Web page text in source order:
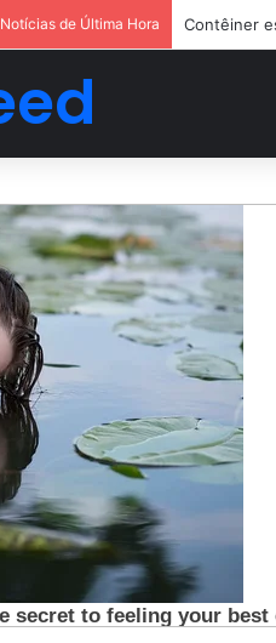
Notícias de Última Hora Contêiner